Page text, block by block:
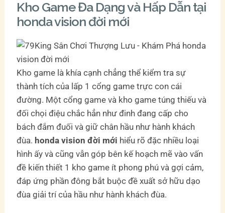
Kho Game Đa Dạng và Hấp Dẫn tại
honda vision đời mới
Kho game là khía cạnh chẳng thể kiểm tra sự
thành tích của lấp 1 cổng game trực con cái
đường. Một cổng game và kho game túng thiếu và
đối chọi điệu chắc hẳn như đinh đang cấp cho
bách đắm đuối và giữ chân hầu như hành khách
đùa. honda vision đời mới hiểu rõ đặc nhiều loại
hình ấy và cũng vẫn góp bên kế hoạch mẽ vào vấn
đề kiến thiết 1 kho game ít phong phú và gợi cảm,
đáp ứng phần đông bắt buộc đề xuất sở hữu dạo
đùa giải trí của hầu như hành khách đùa.